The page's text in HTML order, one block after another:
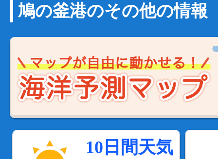
鳩の釜港のその他の情報
10日間天気